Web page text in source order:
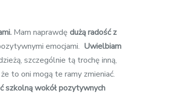
Mam naprawdę dużą radość z
emocjami. Uwielbiam
szczególnie tą trochę inną,
to oni mogą te ramy zmieniać.
szkolną wokół pozytywnych